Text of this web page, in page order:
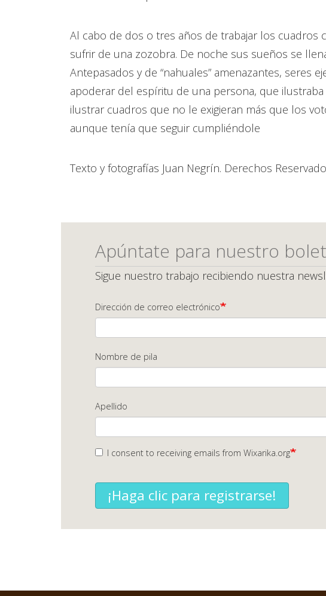
Al cabo de dos o tres años de trabajar los cuadros
sufrir de una zozobra. De noche sus sueños se
Antepasados y de “nahuales” amenazantes, seres
apoderar del espíritu de una persona, que
ilustrar cuadros que no le exigieran más que los
aunque tenía que seguir cumpliéndole
Texto y fotografías Juan Negrín. Derechos
Apúntate para nuestro
Sigue nuestro trabajo recibiendo nuestra
Dirección de correo electrónico
Nombre de pila
Apellido
I consent to receiving emails from Wixarika.org
¡Haga clic para registrarse!